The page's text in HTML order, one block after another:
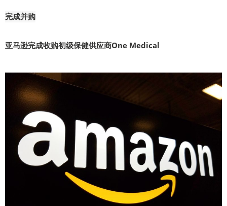
完成并购
亚马逊完成收购初级保健供应商One Medical